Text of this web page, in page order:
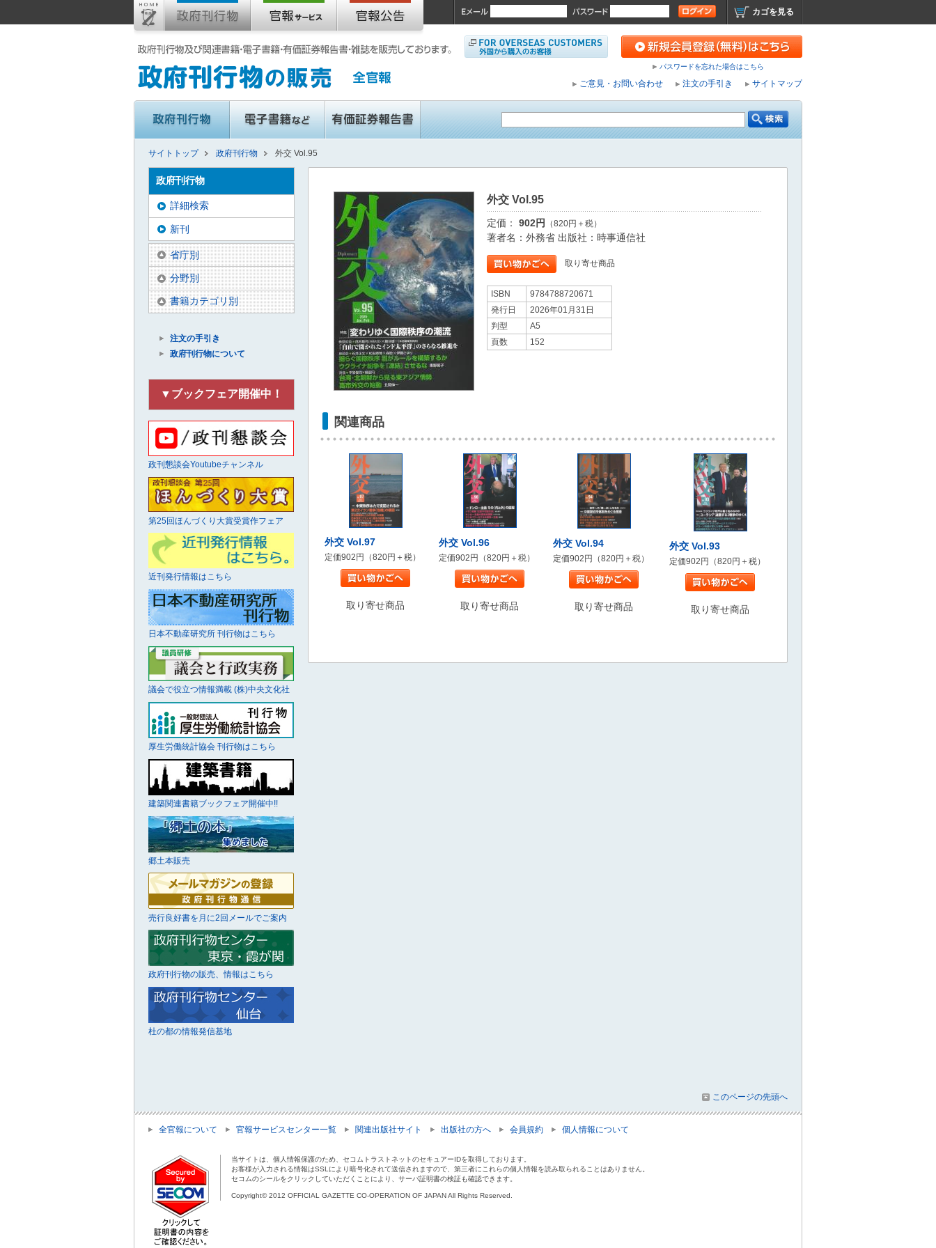
カゴを見る
パスワードを忘れた場合はこちら
ご意見・お問い合わせ 注文の手引き サイトマップ
サイトトップ 政府刊行物 外交 Vol.95
外交 Vol.95
定価： 902円 （820円＋税）
著者名：外務省 出版社：時事通信社
取り寄せ商品
ISBN
9784788720671
発行日
2026年01月31日
判型
A5
頁数
152
関連商品
外交 Vol.97
定価902円（820円＋税）
取り寄せ商品
外交 Vol.96
定価902円（820円＋税）
取り寄せ商品
外交 Vol.94
定価902円（820円＋税）
取り寄せ商品
外交 Vol.93
定価902円（820円＋税）
取り寄せ商品
政府刊行物
詳細検索
新刊
省庁別
分野別
書籍カテゴリ別
注文の手引き
政府刊行物について
▼ブックフェア開催中！
政刊懇談会Youtubeチャンネル
第25回ほんづくり大賞受賞作フェア
近刊発行情報はこちら
日本不動産研究所 刊行物はこちら
議会で役立つ情報満載 (株)中央文化社
厚生労働統計協会 刊行物はこちら
建築関連書籍ブックフェア開催中!!
郷土本販売
売行良好書を月に2回メールでご案内
政府刊行物の販売、情報はこちら
杜の都の情報発信基地
このページの先頭へ
全官報について 官報サービスセンター一覧 関連出版社サイト 出版社の方へ 会員規約 個人情報について
当サイトは、個人情報保護のため、セコムトラストネットのセキュアーIDを取得しております。
お客様が入力される情報はSSLにより暗号化されて送信されますので、第三者にこれらの個人情報を読み取られることはありません。
セコムのシールをクリックしていただくことにより、サーバ証明書の検証も確認できます。
Copyright© 2012 OFFICIAL GAZETTE CO-OPERATION OF JAPAN All Rights Reserved.